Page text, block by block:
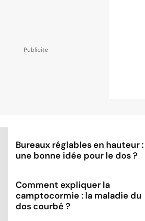
Bureaux réglables en hauteur :
une bonne idée pour le dos ?
Comment expliquer la
camptocormie : la maladie du
dos courbé ?